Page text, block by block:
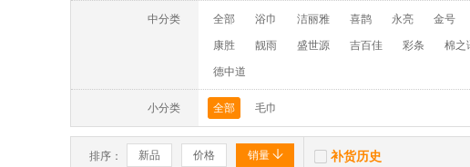
中分类 全部 浴巾 洁丽雅 喜鹊 永亮 金号
康胜 靓雨 盛世源 吉百佳 彩条 棉之
德中道
小分类 全部 毛巾
排序： 新品 价格 销量   补货历史